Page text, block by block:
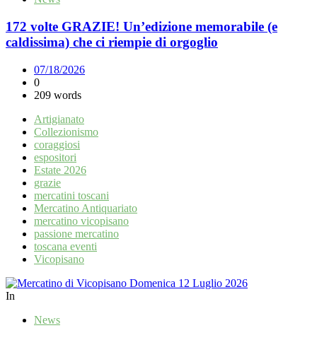
172 volte GRAZIE! Un’edizione memorabile (e
caldissima) che ci riempie di orgoglio
07/18/2026
0
209 words
Artigianato
Collezionismo
coraggiosi
espositori
Estate 2026
grazie
mercatini toscani
Mercatino Antiquariato
mercatino vicopisano
passione mercatino
toscana eventi
Vicopisano
In
News